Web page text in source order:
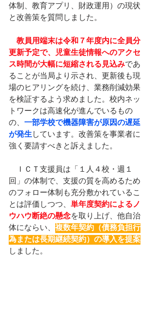
体制、教育アプリ、財政運用）の現状
と改善策を質問しました。
教員用端末は令和７年度内に全員分
更新予定で、児童生徒情報へのアクセ
ス時間が大幅に短縮される見込みであ
ることが当局より示され、更新後も現
場のヒアリングを続け、業務削減効果
を検証するよう求めました。校内ネッ
トワークは高速化が進んでいるもの
の、 一部学校で機器障害が原因の遅延
が発生しています。改善策を事業者に
強く要請すべきと訴えました。
ＩＣＴ支援員は「１人４校・週１
回」の体制で、支援の質を高めるため
のフォロー体制も充分敷かれているこ
とは評価しつつ、 単年度契約によるノ
ウハウ断絶の懸念を取り上げ、他自治
体にならい、 複数年契約（債務負担行
為または長期継続契約）の導入を提案
しました。